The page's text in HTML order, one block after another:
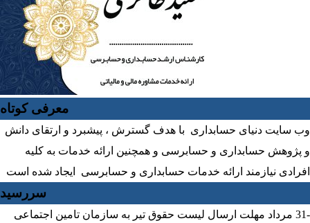
معرفی کوتاه
وب سایت دنیای حسابداری با هدف گسترش ، پیشبرد و ارتقای دانش
و پژوهش حسابداری و حسابرسی و همچنین ارائه خدمات به کلیه
افرادی نیازمند ارائه خدمات حسابداری و حسابرسی ایجاد شده است
سررسید
-31 مرداد مهلت ارسال ليست حقوق تیر به سازمان تامین اجتماعی